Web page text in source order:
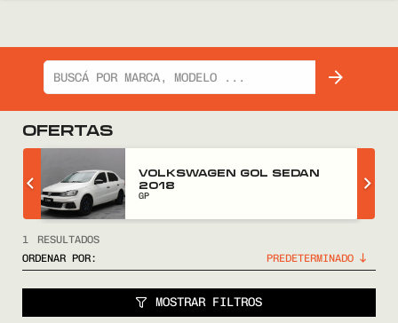
OFERTAS
VOLKSWAGEN GOL SEDAN
2018
GP
1
RESULTADOS
ORDENAR POR:
MOSTRAR FILTROS